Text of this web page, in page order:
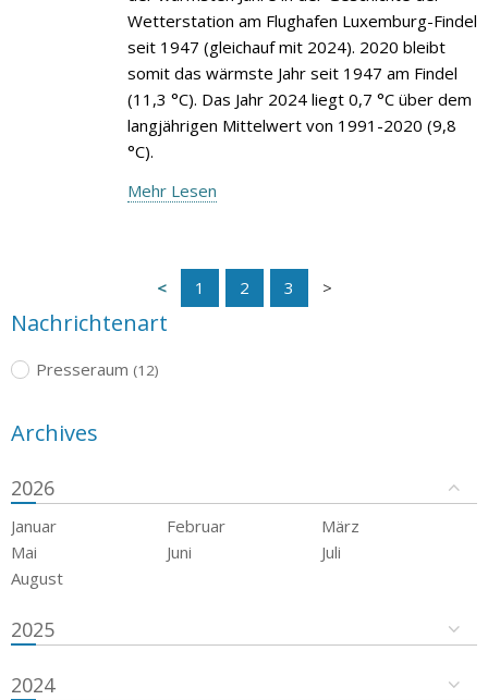
Wetterstation am Flughafen Luxemburg-Findel
seit 1947 (gleichauf mit 2024). 2020 bleibt
somit das wärmste Jahr seit 1947 am Findel
(11,3 °C). Das Jahr 2024 liegt 0,7 °C über dem
langjährigen Mittelwert von 1991-2020 (9,8
°C).
Mehr Lesen
1 2 3
Nachrichtenart
Presseraum (12)
Archives
2026
Januar Februar
März
Mai
Juni
Juli
August
2025
2024